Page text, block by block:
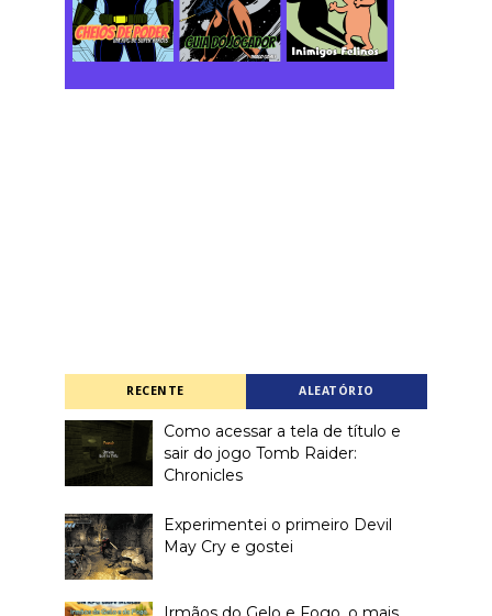
RECENTE ALEATÓRIO
Como acessar a tela de título e
sair do jogo Tomb Raider:
Chronicles
Experimentei o primeiro Devil
May Cry e gostei